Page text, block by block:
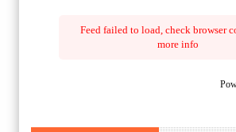
Feed failed to load, check browser
more info